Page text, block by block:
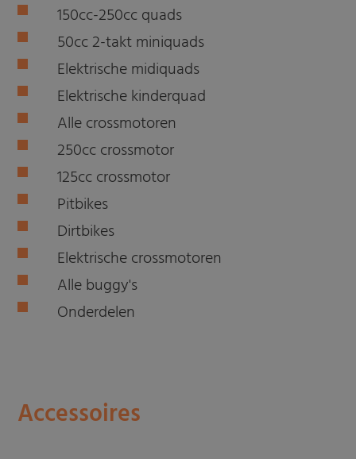
150cc-250cc quads
50cc 2-takt miniquads
Elektrische midiquads
Elektrische kinderquad
Alle crossmotoren
250cc crossmotor
125cc crossmotor
Pitbikes
Dirtbikes
Elektrische crossmotoren
Alle buggy's
Onderdelen
Accessoires